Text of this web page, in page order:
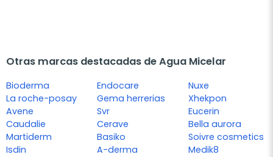
Otras marcas destacadas de Agua Micelar
Bioderma
La roche-posay
Avene
Caudalie
Martiderm
Isdin
Endocare
Gema herrerias
Svr
Cerave
Basiko
A-derma
Nuxe
Xhekpon
Eucerin
Bella aurora
Soivre cosmetics
Medik8